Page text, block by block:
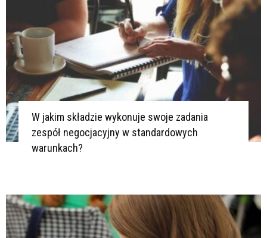
W jakim składzie wykonuje swoje zadania
zespół negocjacyjny w standardowych
warunkach?